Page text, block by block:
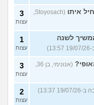
איתו
(Stoyosach,
3
עצות
לשנה
1
עצות
(אנונימי, בן 36,
3
עצות
2
עצות